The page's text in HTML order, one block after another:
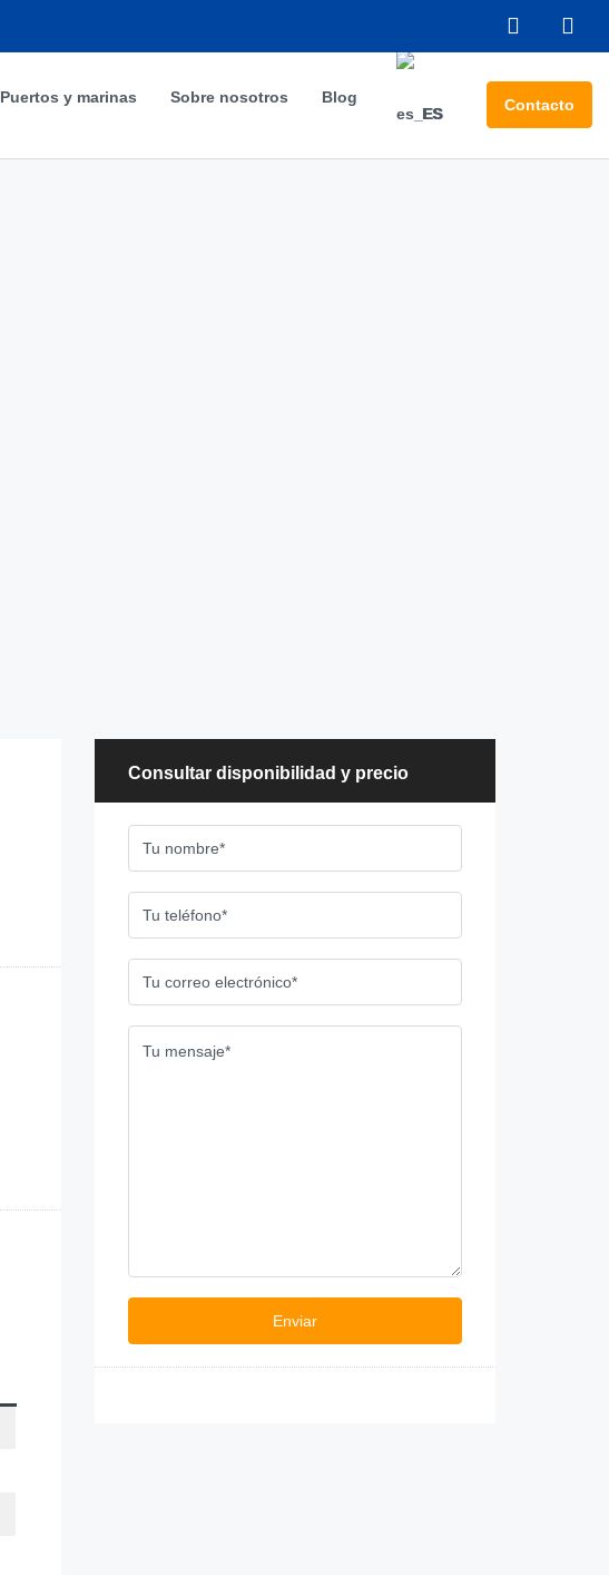
Puertos y marinas Sobre nosotros
Blog
ES
Contacto
Consultar disponibilidad y precio